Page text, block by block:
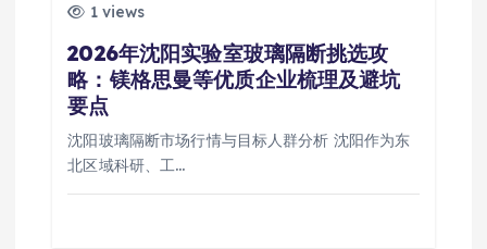
1 views
2026年沈阳实验室玻璃隔断挑选攻
略：镁格思曼等优质企业梳理及避坑
要点
沈阳玻璃隔断市场行情与目标人群分析 沈阳作为东
北区域科研、工…